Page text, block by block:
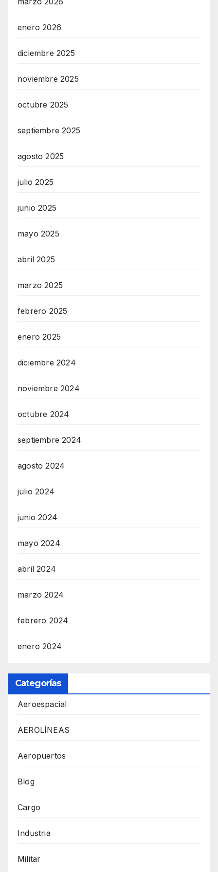
enero 2026
diciembre 2025
noviembre 2025
octubre 2025
septiembre 2025
agosto 2025
julio 2025
junio 2025
mayo 2025
abril 2025
marzo 2025
febrero 2025
enero 2025
diciembre 2024
noviembre 2024
octubre 2024
septiembre 2024
agosto 2024
julio 2024
junio 2024
mayo 2024
abril 2024
marzo 2024
febrero 2024
enero 2024
Categorías
Aeroespacial
AEROLÍNEAS
Aeropuertos
Blog
Cargo
Industria
Militar